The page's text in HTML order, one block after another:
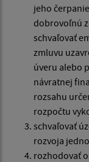
jeho
dobrovoľnú
schvaľovať
zmluvu
úveru alebo
návratnej
rozsahu
rozpočtu
schvaľovať
rozvoja
rozhodovať